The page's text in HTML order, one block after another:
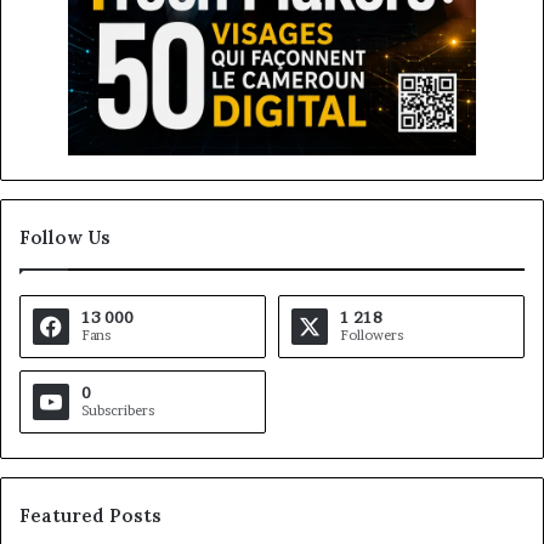
Follow Us
13 000
Fans
1 218
Followers
0
Subscribers
Featured Posts